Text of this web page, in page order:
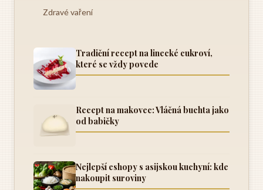
Zdravé vaření
Tradiční recept na linecké cukroví,
které se vždy povede
Recept na makovec: Vláčná buchta jako
od babičky
Nejlepší eshopy s asijskou kuchyní: kde
nakoupit suroviny